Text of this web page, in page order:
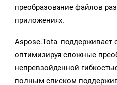
преобразование файлов
приложениях.
Aspose.Total поддерживает
оптимизируя сложные
непревзойденной
полным списком